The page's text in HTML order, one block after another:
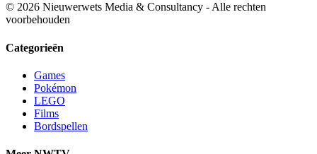
© 2026 Nieuwerwets Media & Consultancy - Alle rechten
voorbehouden
Categorieën
Games
Pokémon
LEGO
Films
Bordspellen